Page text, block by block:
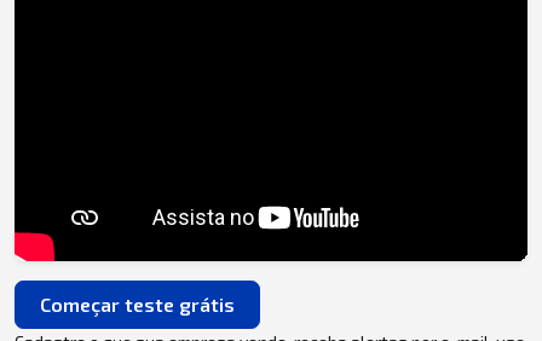
Começar teste grátis